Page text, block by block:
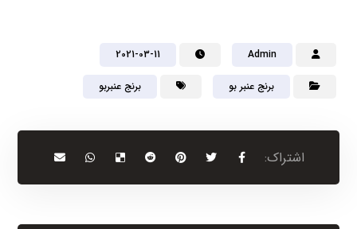
Admin
2021-03-11
برنج عنبر بو برنج عنبربو